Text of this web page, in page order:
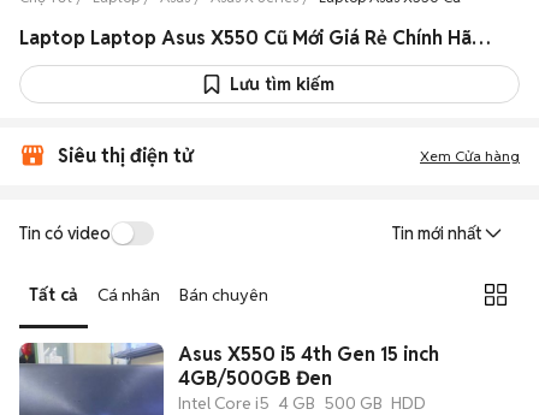
Laptop Laptop Asus X550 Cũ Mới Giá Rẻ Chính Hãng 08/2026
Lưu tìm kiếm
Siêu thị điện tử Xem Cửa hàng
Tin có video Tin mới nhất
Tất cả Cá nhân Bán chuyên
Asus X550 i5 4th Gen 15 inch
4GB/500GB Đen
Intel Core i5 4 GB 500 GB HDD